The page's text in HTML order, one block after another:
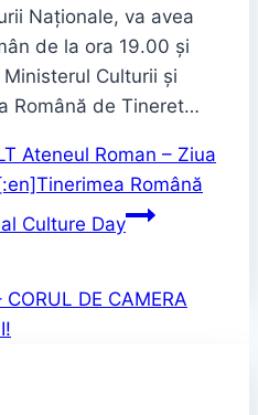
Naționale, va avea
de la ora 19.00 și
Culturii și
Română de Tineret…
Ateneul Roman – Ziua
Română
Culture Day